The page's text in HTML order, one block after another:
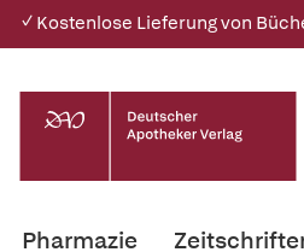
✓ Kostenlose Lieferung von
Pharmazie